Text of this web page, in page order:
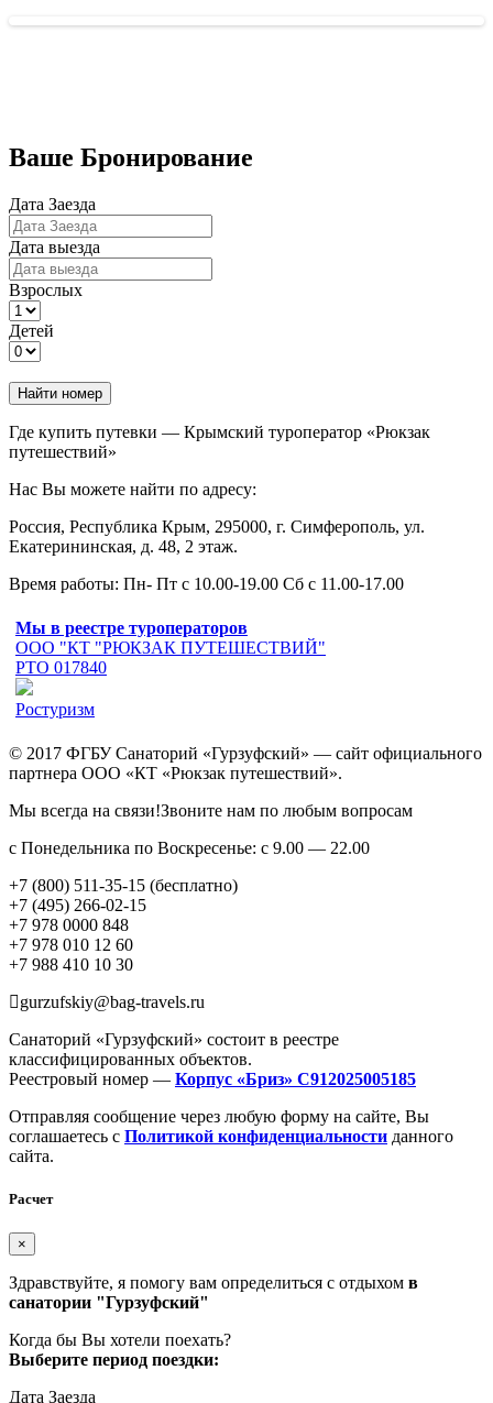
Ваше Бронирование
Дата Заезда
Дата выезда
Взрослых
Детей
Найти номер
Где купить путевки — Крымский туроператор «Рюкзак
путешествий»
Нас Вы можете найти по адресу:
Россия, Республика Крым, 295000, г. Симферополь, ул.
Екатерининская, д. 48, 2 этаж.
Время работы: Пн- Пт с 10.00-19.00 Сб с 11.00-17.00
Мы в реестре туроператоров
ООО "КТ "РЮКЗАК ПУТЕШЕСТВИЙ"
РТО 017840
Ростуризм
© 2017 ФГБУ Санаторий «Гурзуфский» — сайт официального
партнера ООО «КТ «Рюкзак путешествий».
Мы всегда на связи!Звоните нам по любым вопросам
с Понедельника по Воскресенье: с 9.00 — 22.00
+7 (800) 511-35-15 (бесплатно)
+7 (495) 266-02-15
+7 978 0000 848
+7 978 010 12 60
+7 988 410 10 30
gurzufskiy@bag-travels.ru
Санаторий «Гурзуфский» состоит в реестре
классифицированных объектов.
Реестровый номер — Корпус «Бриз» С912025005185
Отправляя сообщение через любую форму на сайте, Вы
соглашаетесь с Политикой конфиденциальности данного
сайта.
Расчет
×
Здравствуйте, я помогу вам определиться с отдыхом в
санатории "Гурзуфский"
Когда бы Вы хотели поехать?
Выберите период поездки:
Дата Заезда